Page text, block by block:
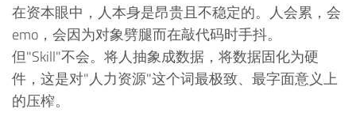
在资本眼中，人本身是昂贵且不稳定的。人会累，会
emo，会因为对象劈腿而在敲代码时手抖。
但"Skill"不会。将人抽象成数据，将数据固化为硬
件，这是对"人力资源"这个词最极致、最字面意义上
的压榨。